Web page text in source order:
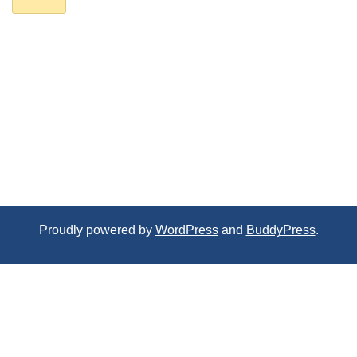
Proudly powered by WordPressand BuddyPress.